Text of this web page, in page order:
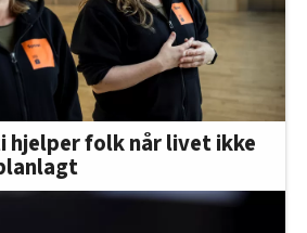
hjelper folk når livet ikke